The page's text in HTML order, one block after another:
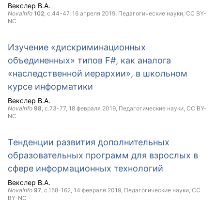
Векслер В.А.
NovaInfo 102, с.44-47, 16 апреля 2019, Педагогические науки, CC BY-
NC
Изучение «дискриминационных
объединенных» типов F#, как аналога
«наследственной иерархии», в школьном
курсе информатики
Векслер В.А.
NovaInfo 98, с.73-77, 18 февраля 2019, Педагогические науки, CC BY-
NC
Тенденции развития дополнительных
образовательных программ для взрослых в
сфере информационных технологий
Векслер В.А.
NovaInfo 97, с.158-162, 14 февраля 2019, Педагогические науки, CC
BY-NC